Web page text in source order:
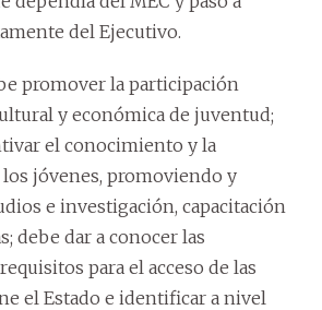
del Ejecutivo.
promover la participación
y económica de juventud;
el conocimiento y la
jóvenes, promoviendo y
e investigación, capacitación
debe dar a conocer las
para el acceso de las
el Estado e identificar a nivel